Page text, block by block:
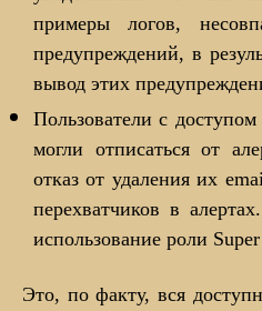
примеры логов,
предупреждений, в
вывод этих
Пользователи с
могли отписаться от
отказ от удаления их
перехватчиков в
использование роли
Это, по факту, вся